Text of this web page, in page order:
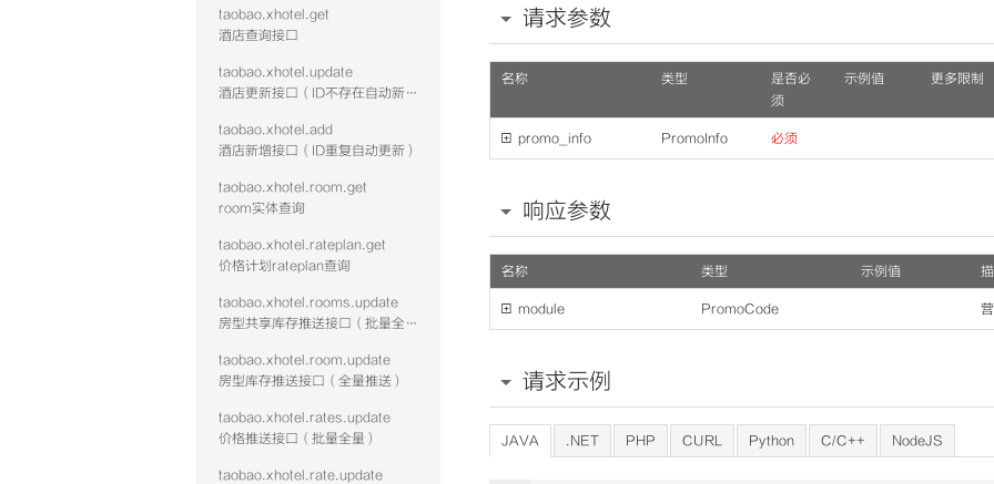
taobao.xhotel.get
酒店查询接口
taobao.xhotel.update
酒店更新接口（ID不存在自动新增）
taobao.xhotel.add
酒店新增接口（ID重复自动更新）
taobao.xhotel.room.get
room实体查询
taobao.xhotel.rateplan.get
价格计划rateplan查询
taobao.xhotel.rooms.update
房型共享库存推送接口（批量全量）
taobao.xhotel.room.update
房型库存推送接口（全量推送）
taobao.xhotel.rates.update
价格推送接口（批量全量）
taobao.xhotel.rate.update
请求参数
名称 类型
是否必
须
示例值 更多限制
 promo_info PromoInfo 必须
响应参数
名称 类型 示例值
 module PromoCode
请求示例
JAVA .NET PHP CURL Python C/C++ NodeJS